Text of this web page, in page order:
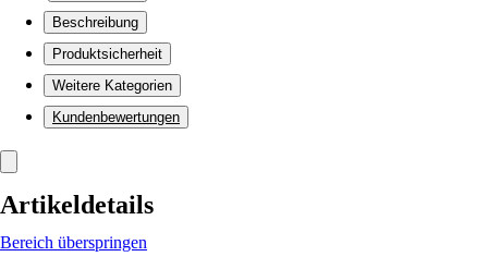
Beschreibung
Produktsicherheit
Weitere Kategorien
Kundenbewertungen
Artikeldetails
Bereich überspringen